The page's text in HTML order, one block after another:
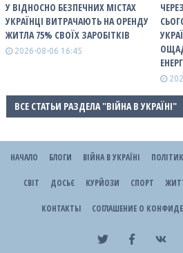
У ВІДНОСНО БЕЗПЕЧНИХ МІСТАХ
УКРАЇНЦІ ВИТРАЧАЮТЬ НА ОРЕНДУ
ЖИТЛА 75% СВОЇХ ЗАРОБІТКІВ
2026-08-06 16:45
ВСЕ СТАТЬИ РАЗДЕЛА "ВІЙНА В УКРАЇНІ"
НАЧАЛО БЛОГИ ВІЙНА В УКРАЇНІ
СВІТ ДОСЬЄ КУРЙОЗИ СПОРТ
КОНТАКТЫ СОГЛАШЕНИЕ О